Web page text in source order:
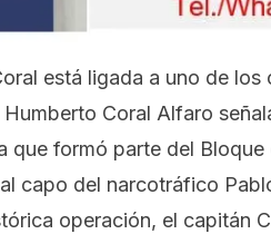
está ligada a uno de
Coral Alfaro
que formó parte del
capo del narcotráfico
operación, el capitán